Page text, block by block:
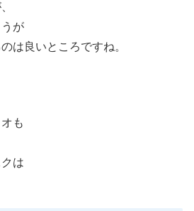
が
は良いところですね。
も
は